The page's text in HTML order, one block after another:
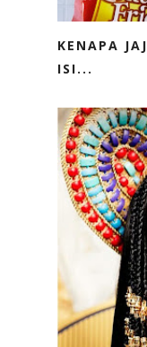
KENAPA
ISI...